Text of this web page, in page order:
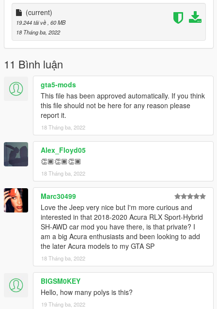
(current)
19.244 tải về , 60 MB
18 Tháng ba, 2022
11 Bình luận
gta5-mods
This file has been approved automatically. If you think
this file should not be here for any reason please
report it.
18 Tháng ba, 2022
Alex_Floyd05
👏🏾👏🏾👏🏾
18 Tháng ba, 2022
Marc30499
Love the Jeep very nice but I'm more curious and
interested in that 2018-2020 Acura RLX Sport-Hybrid
SH-AWD car mod you have there, is that private? I
am a big Acura enthusiasts and been looking to add
the later Acura models to my GTA SP
18 Tháng ba, 2022
BIGSM0KEY
Hello, how many polys is this?
19 Tháng ba, 2022